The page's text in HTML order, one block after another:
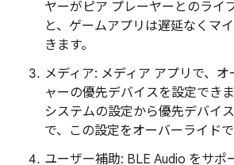
ヤーがピア プレーヤーとのライ
と、ゲームアプリは遅延なくマ
きます。
メディア: メディア アプリで、
ャーの優先デバイスを設定できま
システムの設定から優先デバイ
で、この設定をオーバーライドで
ユーザー補助: BLE Audio をサポ